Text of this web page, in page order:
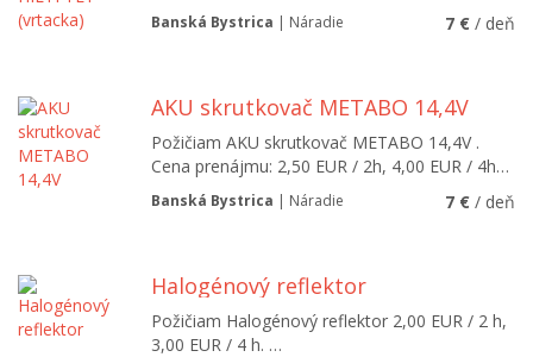
7 € / deň
Banská Bystrica | Náradie
AKU skrutkovač METABO 14,4V
Požičiam AKU skrutkovač METABO 14,4V .
Cena prenájmu: 2,50 EUR / 2h, 4,00 EUR / 4h…
7 € / deň
Banská Bystrica | Náradie
Halogénový reflektor
Požičiam Halogénový reflektor 2,00 EUR / 2 h,
3,00 EUR / 4 h. …